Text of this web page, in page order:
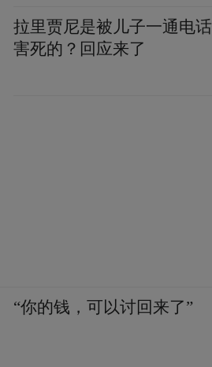
拉里贾尼是被儿子一通电话
害死的？回应来了
“你的钱，可以讨回来了”